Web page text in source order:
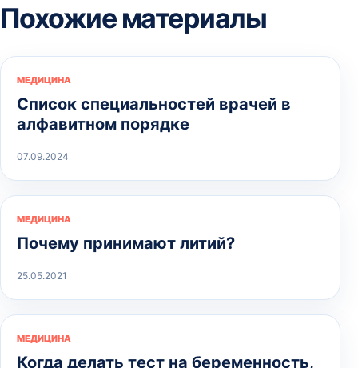
Похожие материалы
МЕДИЦИНА
Список специальностей врачей в
алфавитном порядке
07.09.2024
МЕДИЦИНА
Почему принимают литий?
25.05.2021
МЕДИЦИНА
Когда делать тест на беременность,